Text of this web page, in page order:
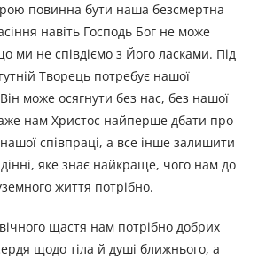
повинна бути наша безсмертна
навіть Господь Бог не може
ми не співдіємо з Його ласками. Під
Творець потребує нашої
може осягнути без нас, без нашої
нам Христос найперше дбати про
співпраці, а все інше залишити
яке знає найкраще, чого нам до
життя потрібно.
щастя нам потрібно добрих
щодо тіла й душі ближнього, а